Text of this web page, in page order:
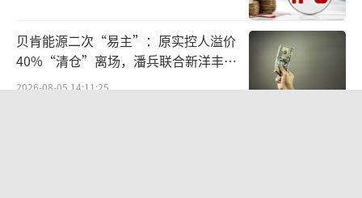
验。可灵不是在车库里寻找第一个用户的创业
公司，它出生时已经站在一个成熟内容平台的
技术和场景上。
贝肯能源二次“易主”：原实控人溢价
40%“清仓”离场，潘兵联合新洋丰、
宏科百世拟入主
2026-08-05 14:11:25